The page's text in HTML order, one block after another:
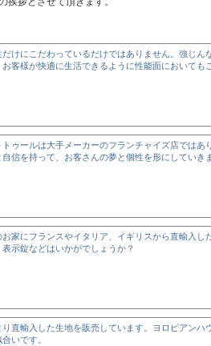
だけにこだわっているだけではありません。強じん
お客様が快適に生活できるように性能面においても
トゥールは大手メーカーのフランチャイズ店ではあ
自信を持って、お客さんの夢と個性を形にしていきま
お家にフランスやイタリア、イギリスから直輸入し
示錠などはいかがでしょうか？
り直輸入した生地を販売しています。ヨロピアンハ
いです。